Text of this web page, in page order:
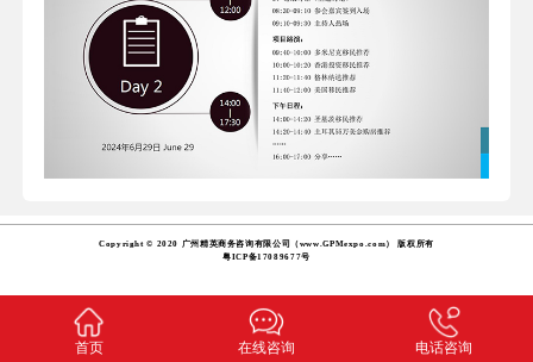
Copyright © 2020 广州精英商务咨询有限公司（www.GPMexpo.com） 版权所有
粤ICP备17089677号
首页 在线咨询 电话咨询